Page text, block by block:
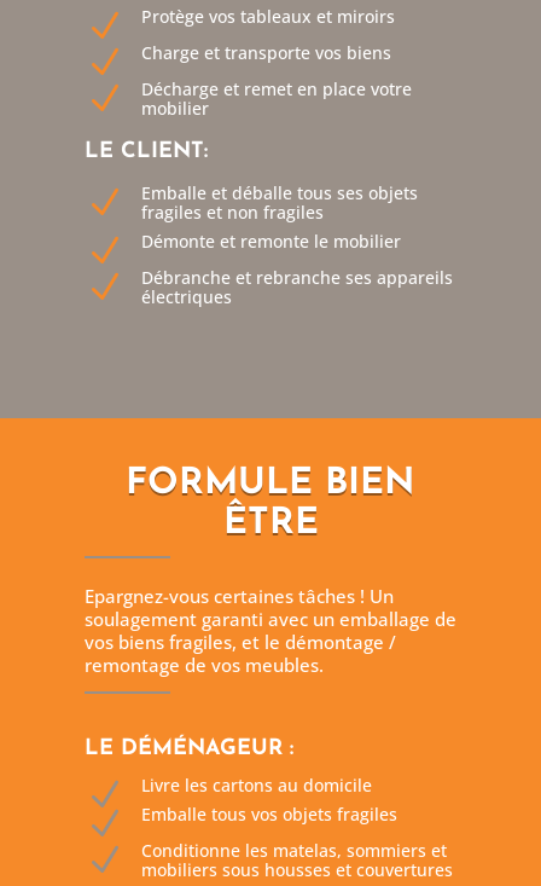
N Protège vos tableaux et miroirs
N Charge et transporte vos biens
N
Décharge et remet en place votre
mobilier
LE CLIENT:
N
Emballe et déballe tous ses objets
fragiles et non fragiles
N Démonte et remonte le mobilier
N
Débranche et rebranche ses appareils
électriques
FORMULE BIEN
ÊTRE
Epargnez-vous certaines tâches ! Un
soulagement garanti avec un emballage de
vos biens fragiles, et le démontage /
remontage de vos meubles.
LE DÉMÉNAGEUR :
N Livre les cartons au domicile
N Emballe tous vos objets fragiles
N
Conditionne les matelas, sommiers et
mobiliers sous housses et couvertures